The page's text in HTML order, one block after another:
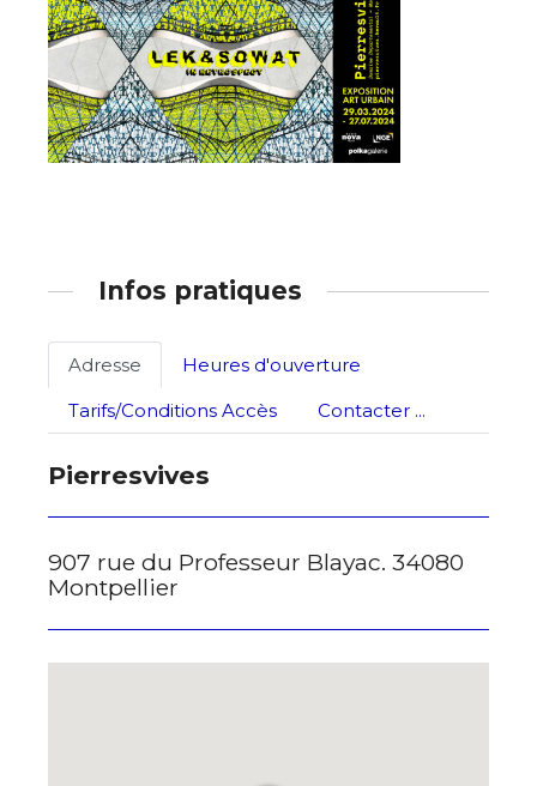
Infos pratiques
Adresse
Heures d'ouverture
Tarifs/Conditions Accès
Contacter ...
Pierresvives
907 rue du Professeur Blayac. 34080
Montpellier